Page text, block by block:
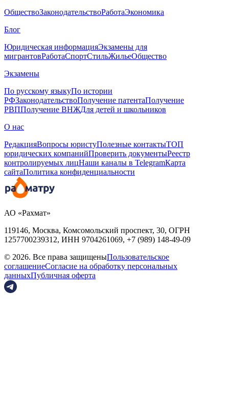
ОбществоЗаконодательствоРаботаЭкономика
Блог
Юридическая информацияЭкзамены для
мигрантовРаботаСпортСтильЖильеОбщество
Экзамены
По русскому языкуПо истории
РФЗаконодательствоПолучение патентаПолучение
РВППолучение ВНЖДля детей и школьников
О нас
РедакцияВопросы юристуПолезные контактыТОП
юридических компанийПроверить документыРеестр
контролируемых лицНаши каналы в TelegramКарта
сайтаПолитика конфиденциальности
АО «Рахмат»
119146, Москва, Комсомольский проспект, 30, ОГРН
1257700239312, ИНН 9704261069, +7 (989) 148-49-09
© 2026. Все права защищеныПользовательское
соглашениеСогласие на обработку персональных
данныхПубличная оферта